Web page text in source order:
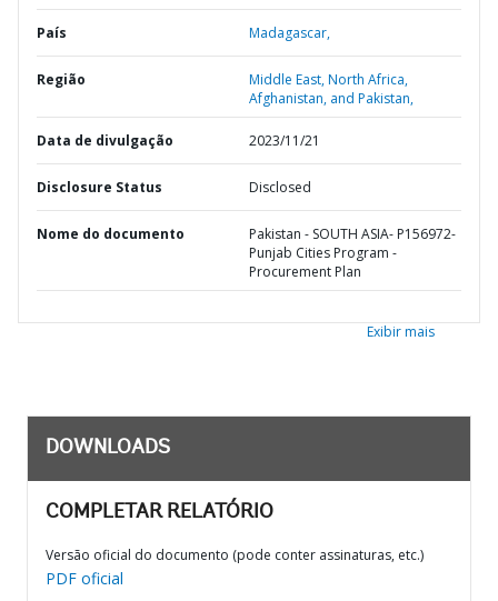
País Madagascar,
Região
Middle East, North Africa,
Afghanistan, and Pakistan,
Data de divulgação 2023/11/21
Disclosure Status Disclosed
Nome do documento
Pakistan - SOUTH ASIA- P156972-
Punjab Cities Program -
Procurement Plan
Exibir mais
DOWNLOADS
COMPLETAR RELATÓRIO
Versão oficial do documento (pode conter assinaturas, etc.)
PDF oficial